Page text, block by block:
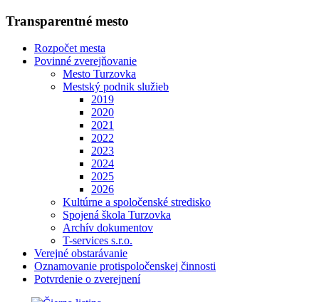
Transparentné mesto
Rozpočet mesta
Povinné zverejňovanie
Mesto Turzovka
Mestský podnik služieb
2019
2020
2021
2022
2023
2024
2025
2026
Kultúrne a spoločenské stredisko
Spojená škola Turzovka
Archív dokumentov
T-services s.r.o.
Verejné obstarávanie
Oznamovanie protispoločenskej činnosti
Potvrdenie o zverejnení